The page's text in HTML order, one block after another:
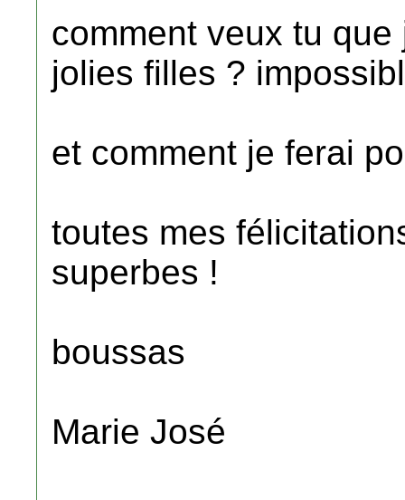
comment veux tu
jolies filles ?
et comment je ferai
toutes mes
superbes !
boussas
Marie José